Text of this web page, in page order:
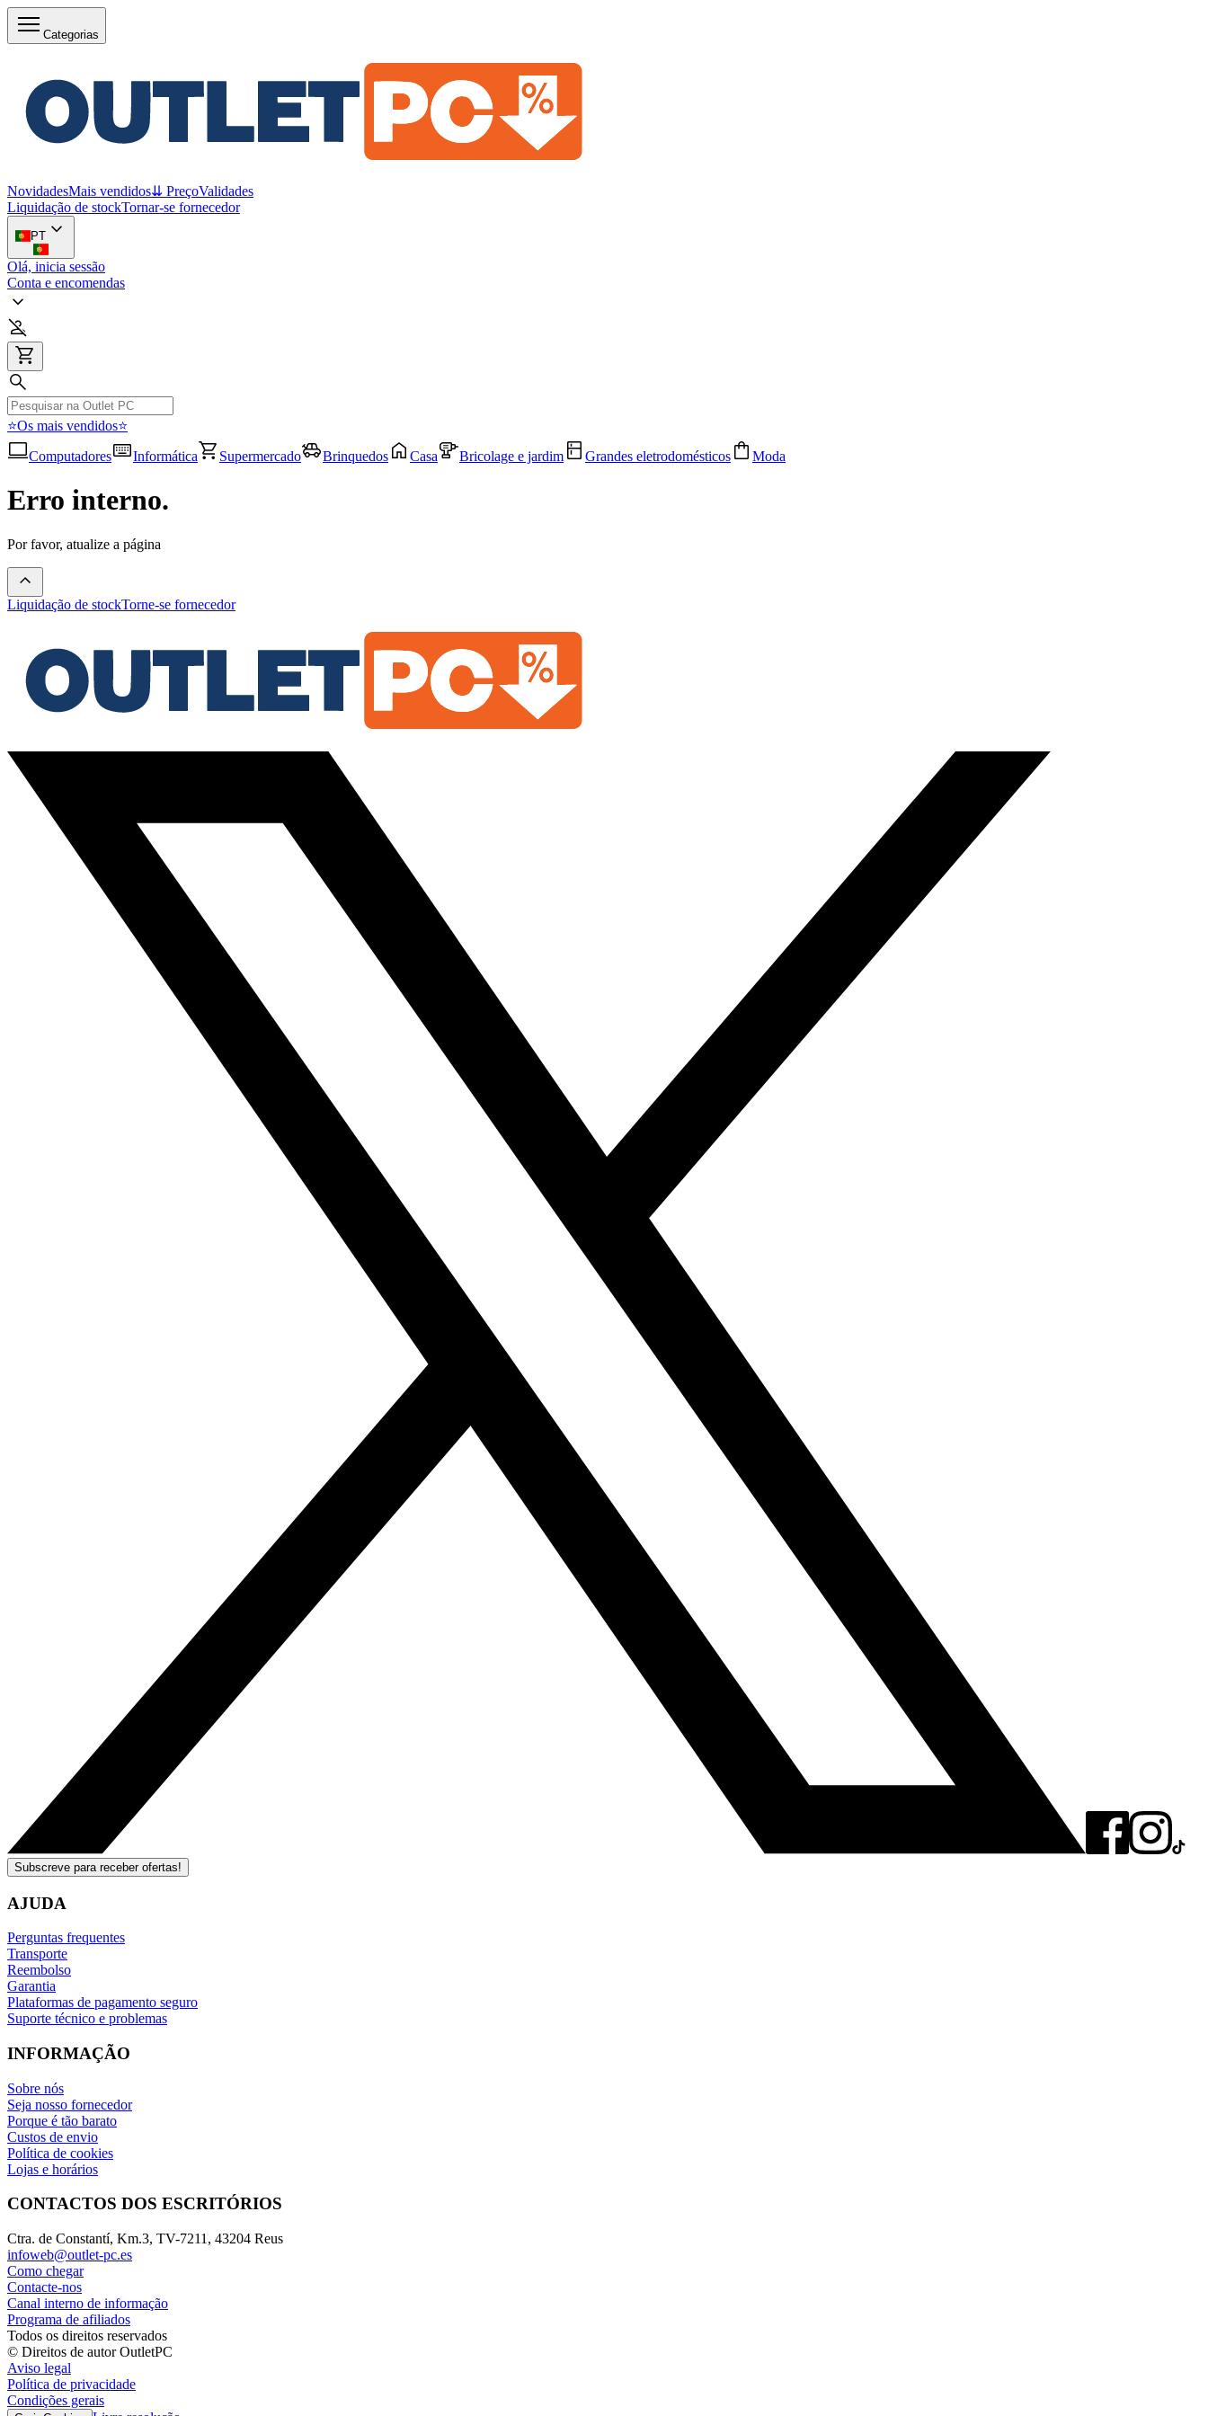
Categorias
NovidadesMais vendidos⇊ PreçoValidades
Liquidação de stockTornar-se fornecedor
PT
Olá, inicia sessão
Conta e encomendas
⭐Os mais vendidos⭐
Computadores
Informática Supermercado Brinquedos Casa Bricolage e jardim Grandes eletrodomésticos Moda
Erro interno.
Por favor, atualize a página
Liquidação de stockTorne-se fornecedor
Subscreve para receber ofertas!
AJUDA
Perguntas frequentes
Transporte
Reembolso
Garantia
Plataformas de pagamento seguro
Suporte técnico e problemas
INFORMAÇÃO
Sobre nós
Seja nosso fornecedor
Porque é tão barato
Custos de envio
Política de cookies
Lojas e horários
CONTACTOS DOS ESCRITÓRIOS
Ctra. de Constantí, Km.3, TV-7211, 43204 Reus
infoweb@outlet-pc.es
Como chegar
Contacte-nos
Canal interno de informação
Programa de afiliados
Todos os direitos reservados
© Direitos de autor OutletPC
Aviso legal
Política de privacidade
Condições gerais